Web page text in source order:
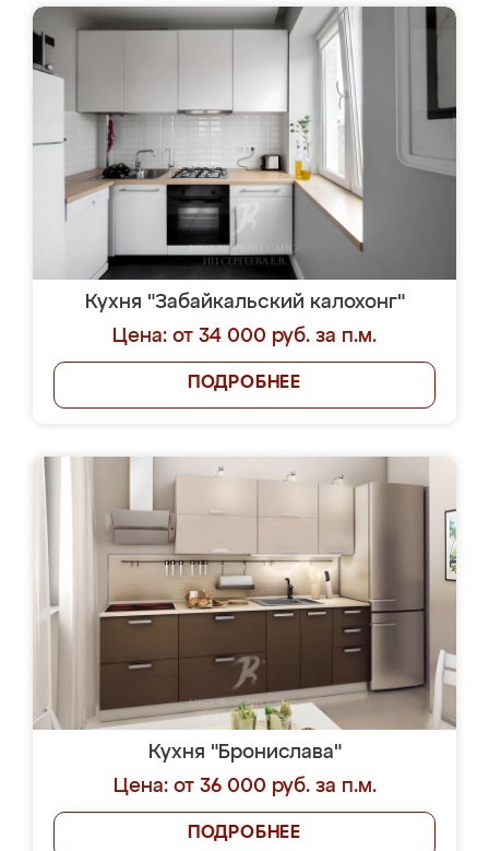
Кухня "Забайкальский калохонг"
Цена: от 34 000 руб. за п.м.
ПОДРОБНЕЕ
Кухня "Бронислава"
Цена: от 36 000 руб. за п.м.
ПОДРОБНЕЕ